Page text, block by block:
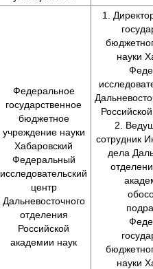
Федеральное
государственное
бюджетное
учреждение науки
Хабаровский
Федеральный
исследовательский
центр
Дальневосточного
отделения
Российской
академии наук
1.
науки
2.
сотрудник
дела
науки